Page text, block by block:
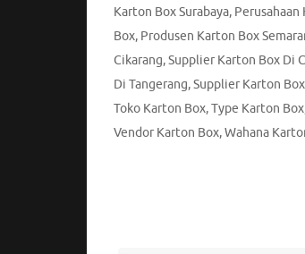
Karton Box Surabaya, Perusahaan
Box, Produsen Karton Box
Cikarang,Supplier Karton Box Di
Di Tangerang,Supplier Karton
Toko Karton Box,Type Karton Box
Vendor Karton Box,Wahana